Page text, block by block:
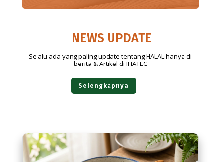
NEWS UPDATE
Selalu ada yang paling update tentang HALAL hanya di
berita & Artikel di IHATEC
Selengkapnya